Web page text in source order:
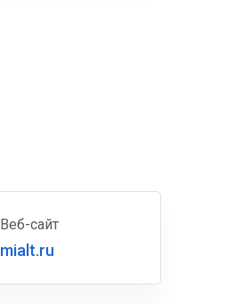
Веб-сайт
mialt.ru